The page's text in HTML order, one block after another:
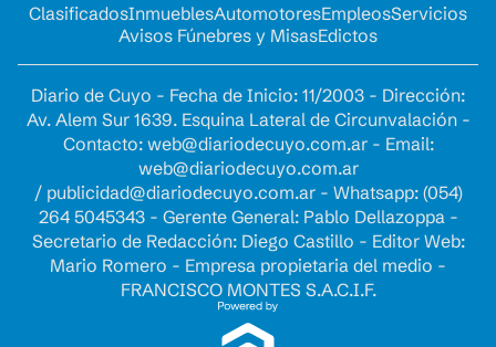
ClasificadosInmueblesAutomotoresEmpleosServicios
Avisos Fúnebres y MisasEdictos
Diario de Cuyo - Fecha de Inicio: 11/2003 - Dirección:
Av. Alem Sur 1639. Esquina Lateral de Circunvalación -
Contacto: web@diariodecuyo.com.ar- Email:
web@diariodecuyo.com.ar
/ publicidad@diariodecuyo.com.ar- Whatsapp: (054)
264 5045343 - Gerente General: Pablo Dellazoppa -
Secretario de Redacción: Diego Castillo - Editor Web:
Mario Romero - Empresa propietaria del medio -
FRANCISCO MONTES S.A.C.I.F.